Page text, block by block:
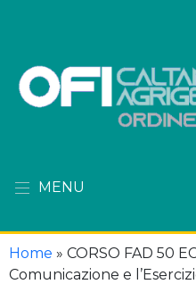
MENU
Home » CORSO FAD 50
Comunicazione e